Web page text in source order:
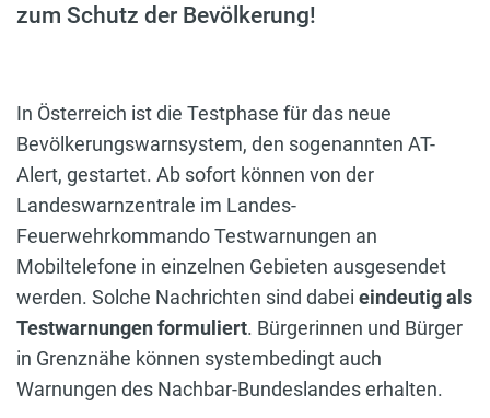
zum Schutz der Bevölkerung!
In Österreich ist die Testphase für das neue
Bevölkerungswarnsystem, den sogenannten AT-
Alert, gestartet. Ab sofort können von der
Landeswarnzentrale im Landes-
Feuerwehrkommando Testwarnungen an
Mobiltelefone in einzelnen Gebieten ausgesendet
werden. Solche Nachrichten sind dabei eindeutig als
Testwarnungen formuliert. Bürgerinnen und Bürger
in Grenznähe können systembedingt auch
Warnungen des Nachbar-Bundeslandes erhalten.